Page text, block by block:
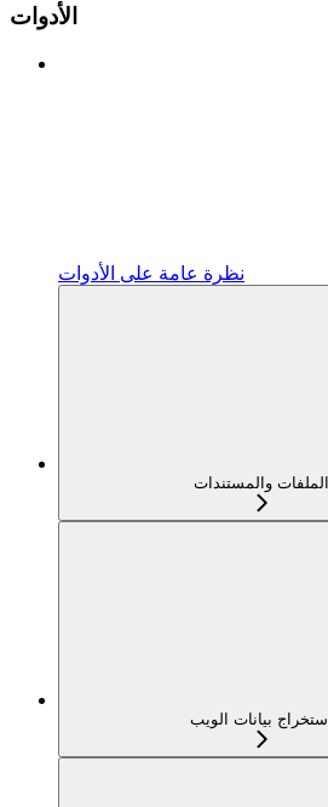
الأدوات
نظرة عامة على الأدوات
الملفات والمستندات
استخراج بيانات الويب